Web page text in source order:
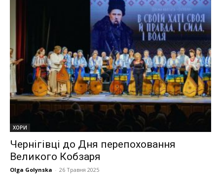
ХОРИ
Чернігівці до Дня перепоховання
Великого Кобзаря
Olga Golynska - 26 Травня 2025